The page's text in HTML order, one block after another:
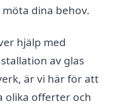
dina behov.
hjälp med
av glas
är vi här för att
olika offerter och